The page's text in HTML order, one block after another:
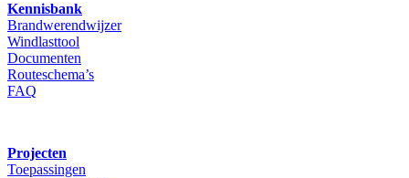
Kennisbank
Brandwerendwijzer
Windlasttool
Documenten
Routeschema’s
FAQ
Projecten
Toepassingen